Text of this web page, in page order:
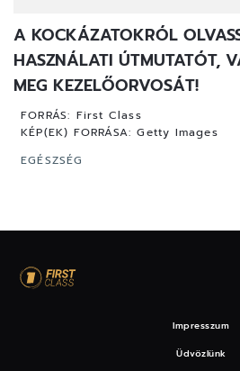
A KOCKÁZATOKRÓL
HASZNÁLATI ÚTMUTATÓT,
MEG KEZELŐORVOSÁT!
FORRÁS: First Class
KÉP(EK) FORRÁSA: Getty Images
EGÉSZSÉG
Impresszum
Üdvözlünk